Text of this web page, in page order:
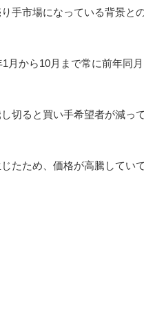
手市場になっている背景と
から10月まで常に前年同
切ると買い手希望者が減っ
たため、価格が高騰してい